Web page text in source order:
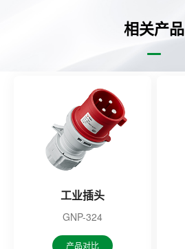
相关产品
工业插头
GNP-324
产品对比